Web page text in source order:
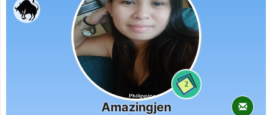
2
Amazingjen